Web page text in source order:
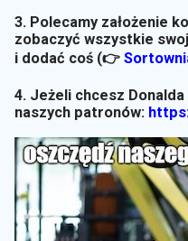
3. Polecamy założenie
zobaczyć wszystkie
i dodać coś (👉
4. Jeżeli chcesz
naszych patronów: